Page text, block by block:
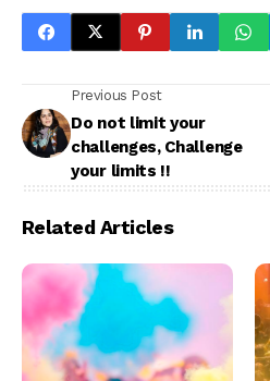
Previous Post
Do not limit your
challenges, Challenge
your limits !!
Related Articles